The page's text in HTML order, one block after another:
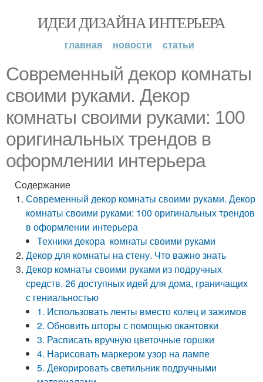
ИДЕИ ДИЗАЙНА ИНТЕРЬЕРА
главная новости статьи
Современный декор комнаты
своими руками. Декор
комнаты своими руками: 100
оригинальных трендов в
оформлении интерьера
Содержание
Современный декор комнаты своими руками. Декор
комнаты своими руками: 100 оригинальных трендов
в оформлении интерьера
Техники декора комнаты своими руками
Декор для комнаты на стену. Что важно знать
Декор комнаты своими руками из подручных
средств. 26 доступных идей для дома, граничащих
с гениальностью
1. Использовать ленты вместо колец и зажимов
2. Обновить шторы с помощью окантовки
3. Расписать вручную цветочные горшки
4. Нарисовать маркером узор на лампе
5. Декорировать светильник подручными